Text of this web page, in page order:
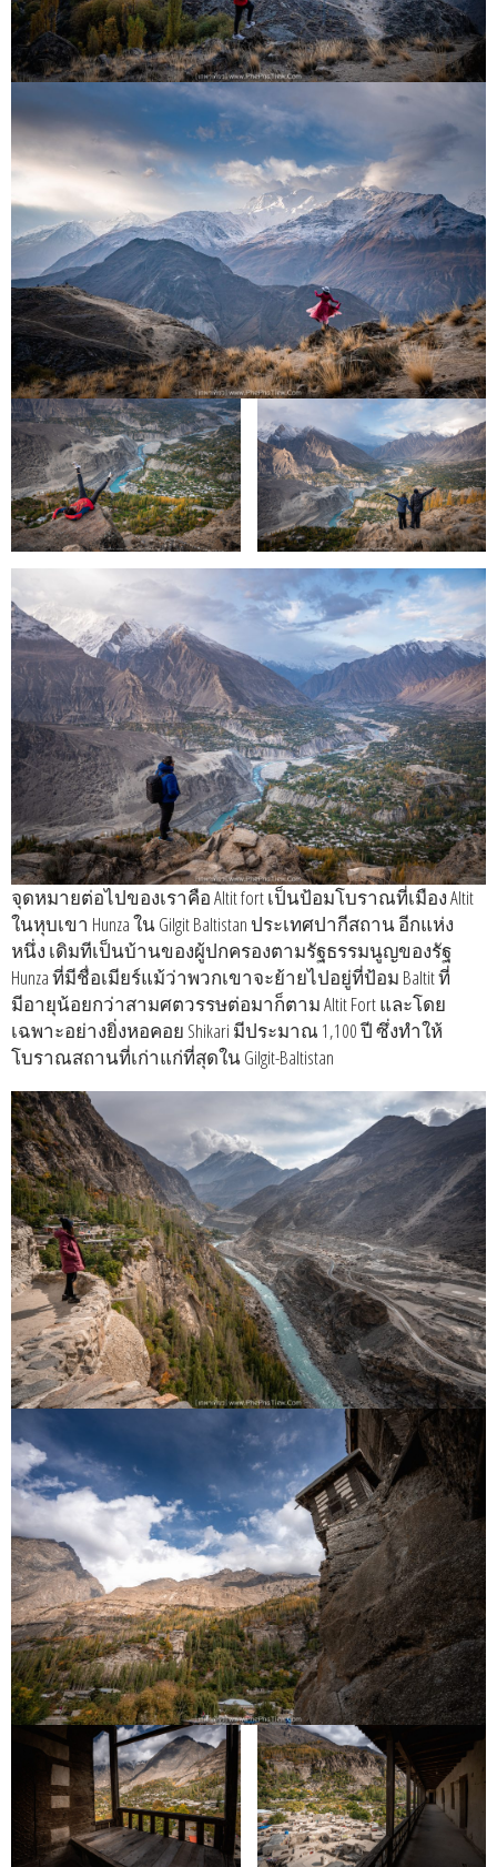
จุดหมายต่อไปของเราคือ Altit fort เป็นป้อมโบราณที่เมือง Altit
ในหุบเขา Hunza ใน Gilgit Baltistan ประเทศปากีสถาน อีกแห่ง
หนึ่ง เดิมทีเป็นบ้านของผู้ปกครองตามรัฐธรรมนูญของรัฐ
Hunza ที่มีชื่อเมียร์แม้ว่าพวกเขาจะย้ายไปอยู่ที่ป้อม Baltit ที่
มีอายุน้อยกว่าสามศตวรรษต่อมาก็ตาม Altit Fort และโดย
เฉพาะอย่างยิ่งหอคอย Shikari มีประมาณ 1,100 ปี ซึ่งทำให้
โบราณสถานที่เก่าแก่ที่สุดใน Gilgit-Baltistan